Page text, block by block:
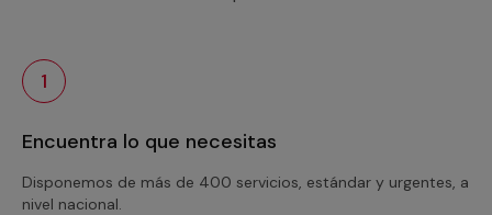
1
Encuentra lo que necesitas
Disponemos de más de 400 servicios, estándar y urgentes, a
nivel nacional.